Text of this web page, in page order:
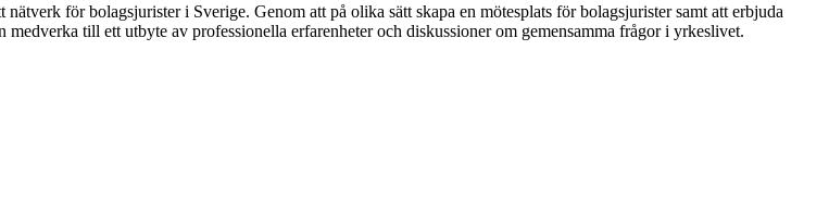
för bolagsjurister i Sverige. Genom att på olika sätt skapa en mötesplats för bolagsjurister samt att erbjuda
till ett utbyte av professionella erfarenheter och diskussioner om gemensamma frågor i yrkeslivet.